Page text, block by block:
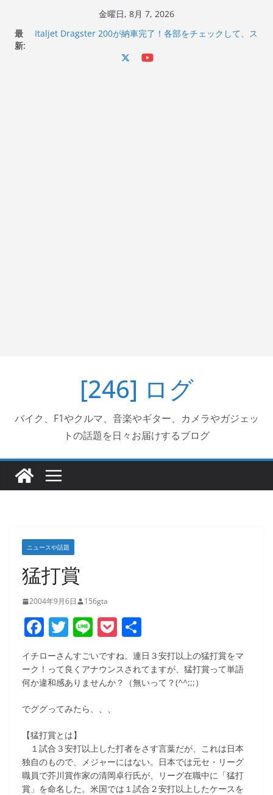
金曜日, 8月 7, 2026
最
新:
Italjet Dragster 200が納車完了！各部をチェックして、ス
[246] ログ
バイク、F1やクルマ、音楽やギター、カメラやガジェッ
トの話題を日々お届けするブログ
ニュースや話題
猛打賞
2004年9月6日 156gta
F
a
c
e
b
o
o
k
T
w
itt
er
Li
n
e
P
o
ck
et
有
イチローさんすごいですね。連日３安打以上の猛打賞をマ
ーク！って良くアナウンスされてますが、猛打賞って単語
何か違和感ありませんか？（無いって？(^^;;;）
でググってみたら、、、
【猛打賞とは】
１試合３安打以上した打者をさす言葉だが、これは日本
独自のもので、メジャーにはない。日本では元セ・リーグ
職員で芥川賞作家の清岡卓行氏が、リーグ在職中に「猛打
賞」を命名した。米国では１試合２安打以上したケースを